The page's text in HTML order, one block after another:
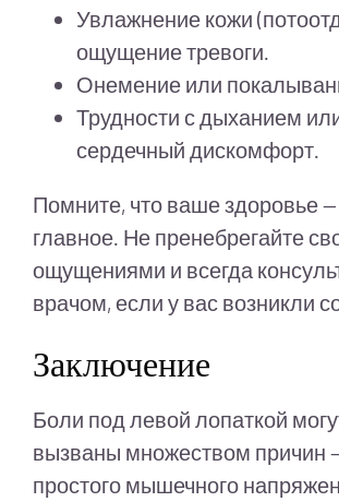
Увлажнение кожи
ощущение тревоги.
Онемение или
Трудности с дыханием
сердечный дискомфорт.
Помните, что ваше здоровье —
главное. Не пренебрегайте
ощущениями и всегда
врачом, если у вас возникли
Заключение
Боли под левой лопаткой
вызваны множеством причин
простого мышечного